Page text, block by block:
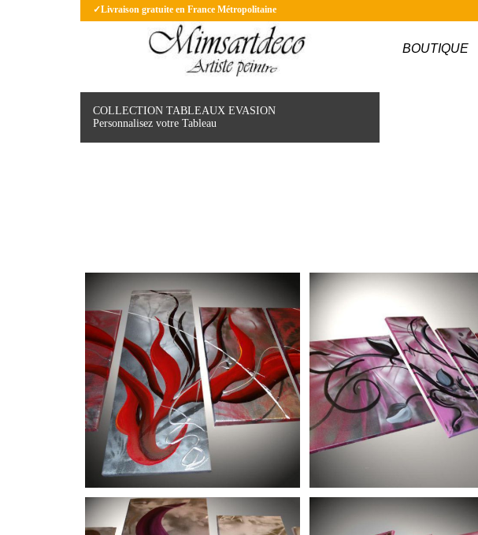
✓Livraison gratuite en France Métropolitaine
BOUTIQUE
COLLECTION TABLEAUX EVASION
Personnalisez votre Tableau